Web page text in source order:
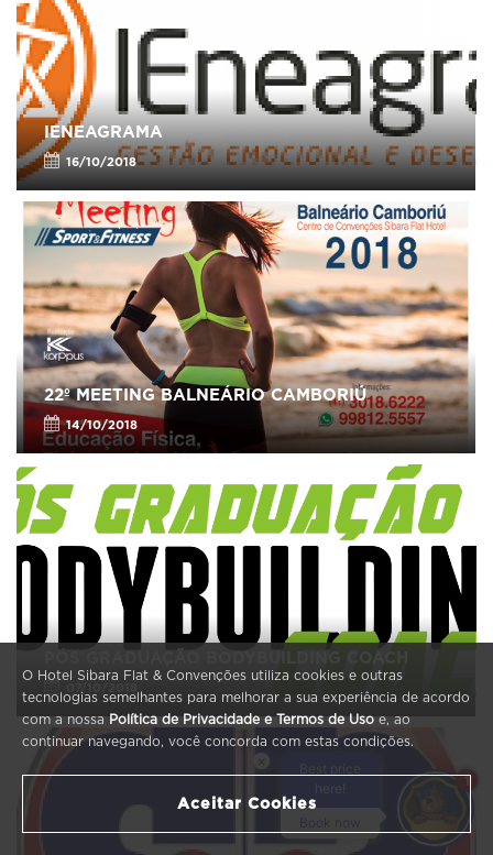
IENEAGRAMA
16/10/2018
22º MEETING BALNEÁRIO CAMBORIÚ
14/10/2018
O Hotel Sibara Flat & Convenções utiliza cookies e outras
tecnologias semelhantes para melhorar a sua experiência de acordo
com a nossa Política de Privacidade e Termos de Uso e, ao
continuar navegando, você concorda com estas condições.
Aceitar Cookies
1